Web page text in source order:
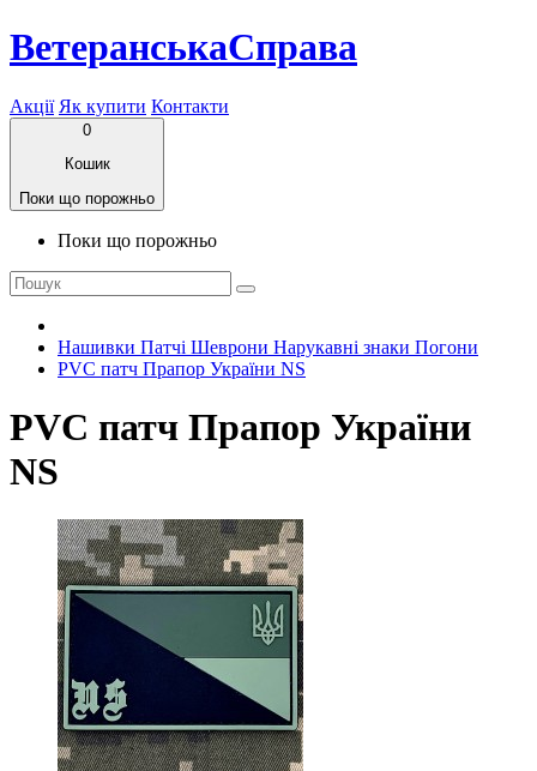
ВетеранськаСправа
Акції Як купити Контакти
0
Кошик
Поки що порожньо
Поки що порожньо
Нашивки Патчі Шеврони Нарукавні знаки Погони
PVC патч Прапор України NS
PVC патч Прапор України
NS